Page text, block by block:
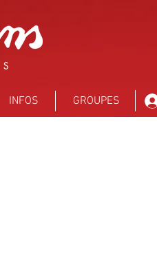
INFOS GROUPES